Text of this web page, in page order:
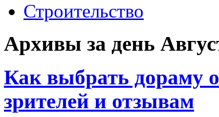
Строительство
Архивы за день
Как выбрать дораму
зрителей и отзывам